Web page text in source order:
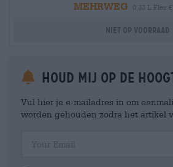
MEHRWEG
0,33 L Fles €
Niet op voorraad
Houd mij op de
Vul hier je e-mailadres in om
worden gehouden zodra het artikel